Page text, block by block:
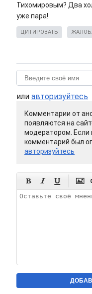
Тихомировым? Два
уже пара!
ЦИТИРОВАТЬ
или авторизуйтесь
Комментарии от
появляются на
модератором. Если
комментарий был
авторизуйтесь
   